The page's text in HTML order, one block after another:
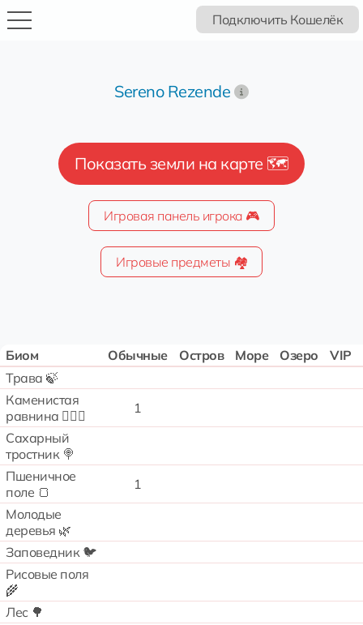
Подключить Кошелёк
Sereno Rezende
Показать земли на карте 🗺️
Игровая панель игрока 🎮
Игровые предметы 🏘️
Биом Обычные Остров Море Озеро
VIP
Трава 🍃
Каменистая
равнина 🧗🏻‍♂️
1
Сахарный
тростник 🍭
Пшеничное
поле 🍞
1
Молодые
деревья 🌿
Заповедник 🐦
Рисовые поля
🌾
Лес 🌳